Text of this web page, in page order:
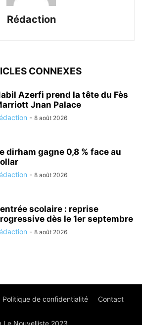
Rédaction
CONNEXES
Azerfi prend la tête du Fès
Jnan Palace
- 8 août 2026
dirham gagne 0,8 % face au
- 8 août 2026
scolaire : reprise
dès le 1er septembre
- 8 août 2026
Politique de confidentialité Contact
Le Nouvelliste 2023